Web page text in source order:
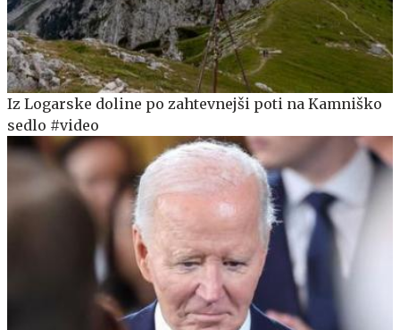
Iz Logarske doline po zahtevnejši poti na Kamniško
sedlo #video